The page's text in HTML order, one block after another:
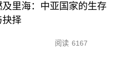
及里海：中亚国家的生存
抉择
阅读 6167